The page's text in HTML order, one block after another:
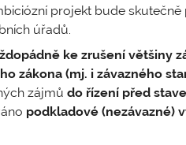
projekt bude
úřadů.
ke zrušení většiny
zákona (mj. i závazného
zájmů do řízení před
podkladové (nezávazné)